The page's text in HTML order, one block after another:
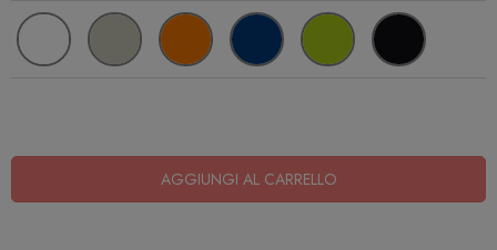
AGGIUNGI AL CARRELLO